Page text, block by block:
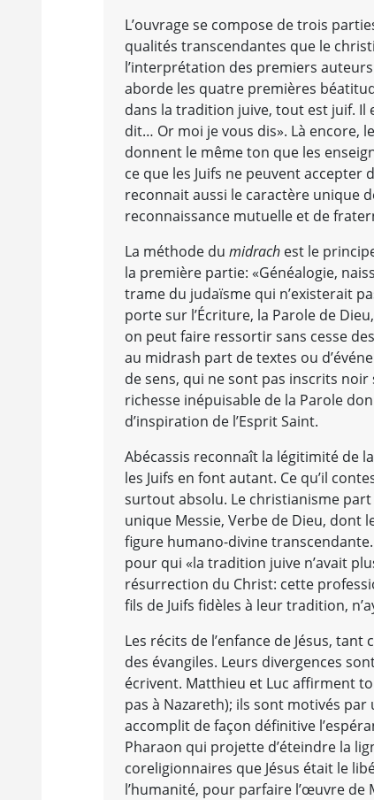
L’ouvrage se compose de trois
qualités transcendantes que le
l’interprétation des premiers
aborde les quatre premières
dans la tradition juive, tout est juif. Il
dit… Or moi je vous dis». Là encore,
donnent le même ton que les
ce que les Juifs ne peuvent accepter
reconnait aussi le caractère unique
reconnaissance mutuelle et de
La méthode du midrach est le
la première partie: «Généalogie,
trame du judaïsme qui n’existerait
porte sur l’Écriture, la Parole de
on peut faire ressortir sans cesse
au midrash part de textes ou
de sens, qui ne sont pas inscrits
richesse inépuisable de la Parole
d’inspiration de l’Esprit Saint.
Abécassis reconnaît la légitimité de
les Juifs en font autant. Ce qu’il
surtout absolu. Le christianisme
unique Messie, Verbe de Dieu, dont
figure humano-divine transcendante.
pour qui «la tradition juive n’avait
résurrection du Christ: cette
fils de Juifs fidèles à leur tradition,
Les récits de l’enfance de Jésus,
des évangiles. Leurs divergences
écrivent. Matthieu et Luc affirment
pas à Nazareth); ils sont motivés
accomplit de façon définitive
Pharaon qui projette d’éteindre la
coreligionnaires que Jésus était le
l’humanité, pour parfaire l’œuvre de